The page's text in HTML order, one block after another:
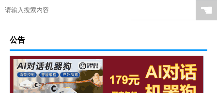
☚
公告